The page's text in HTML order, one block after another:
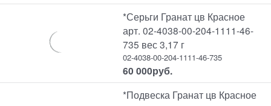
*Серьги Гранат цв Красное
арт. 02-4038-00-204-1111-46-
735 вес 3,17 г
02-4038-00-204-1111-46-735
60 000руб.
*Подвеска Гранат цв Красное